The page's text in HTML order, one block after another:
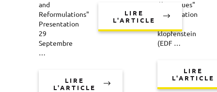
and
Reformulations"
Presentation
29
Septembre
…
LIRE
L'ARTICLE
LIRE
L'ARTICLE
électriques"
Presentation
klopfenstein
(EDF …
LIRE
L'ARTICLE